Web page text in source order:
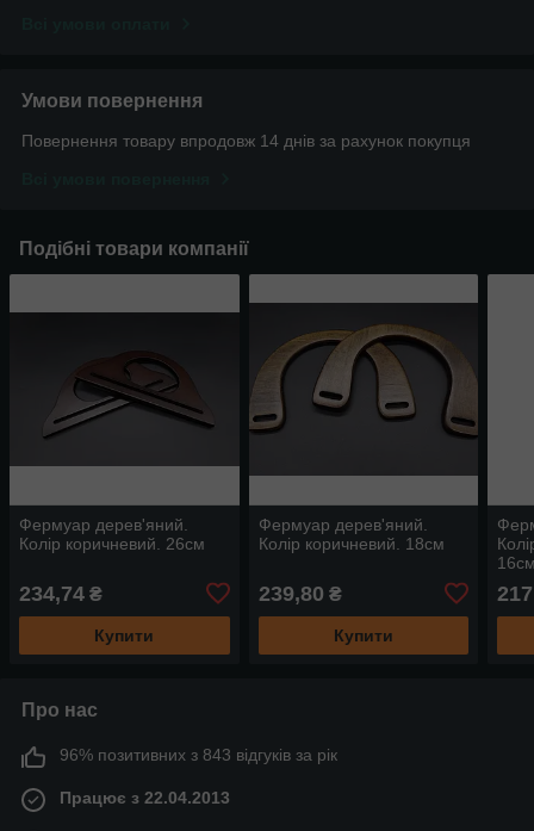
Умови повернення
Повернення товару впродовж 14 днів за рахунок покупця
Подібні товари компанії
Фермуар дерев'яний.
Колір коричневий. 26см
234,74 ₴
Купити
Фермуар дерев'яний.
Колір коричневий. 18см
239,80 ₴
Купити
Про нас
96% позитивних з 843 відгуків за рік
Працює з 22.04.2013